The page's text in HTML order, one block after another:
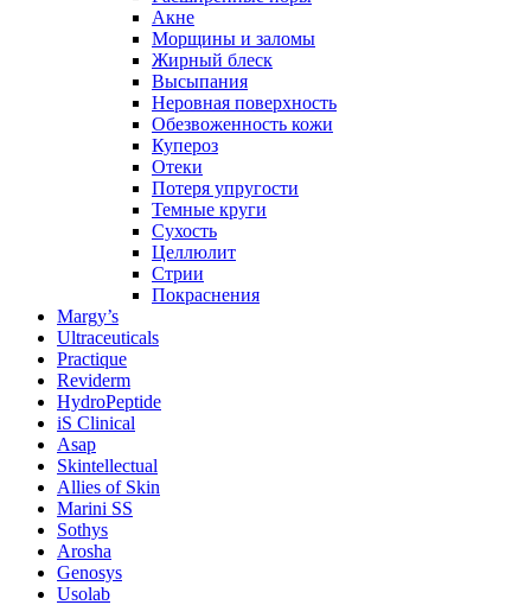
Акне
Морщины и заломы
Жирный блеск
Высыпания
Неровная поверхность
Обезвоженность кожи
Купероз
Отеки
Потеря упругости
Темные круги
Сухость
Целлюлит
Стрии
Покраснения
Margy’s
Ultraceuticals
Practique
Reviderm
HydroPeptide
iS Clinical
Asap
Skintellectual
Allies of Skin
Marini SS
Sothys
Arosha
Genosys
Usolab